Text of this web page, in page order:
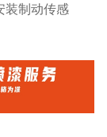
装制动传感